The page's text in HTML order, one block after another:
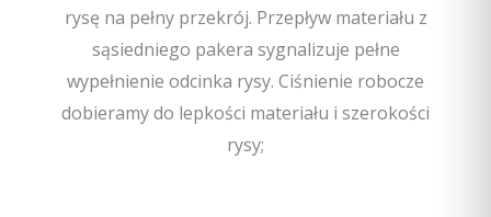
rysę na pełny przekrój. Przepływ materiału z
sąsiedniego pakera sygnalizuje pełne
wypełnienie odcinka rysy. Ciśnienie robocze
dobieramy do lepkości materiału i szerokości
rysy;